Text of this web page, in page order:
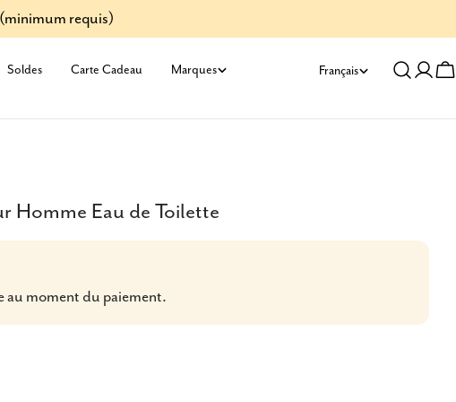
requis)
Soldes Carte Cadeau Marques
L
a
Français
Se
Homme Eau de Toilette
au moment du paiement.